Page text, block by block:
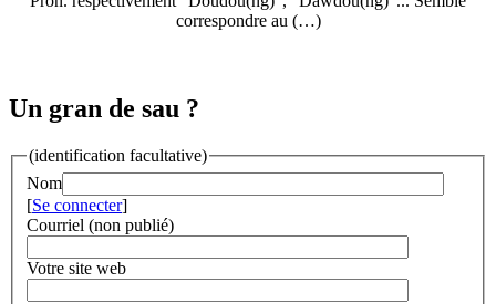
correspondre au (…)
Un gran de sau ?
(identification facultative)
Nom
[Se connecter]
Courriel (non publié)
Votre site web